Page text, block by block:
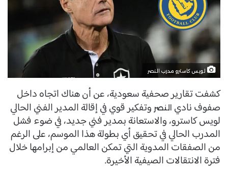
لويس كاسترو مدرب النصر
كشفت تقارير صحفية سعودية، عن أن هناك اتجاه داخل
صفوف نادي النصر وتفكير قوي في إقالة المدير الفني الحالي
لويس كاسترو، والاستعانة بمدير فني جديد، في ضوء فشل
المدرب الحالي في تحقيق أي بطولة هذا الموسم، على الرغم
من الصفقات المدوية التي تمكن العالمي من إبرامها خلال
فترة الانتقالات الصيفية الأخيرة.